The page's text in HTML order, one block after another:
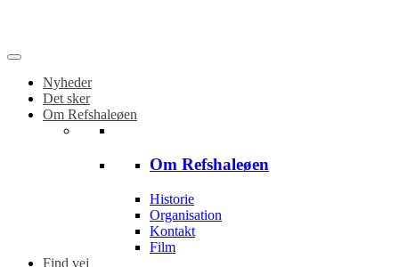
Nyheder
Det sker
Om Refshaleøen
Om Refshaleøen
Historie
Organisation
Kontakt
Film
Find vej